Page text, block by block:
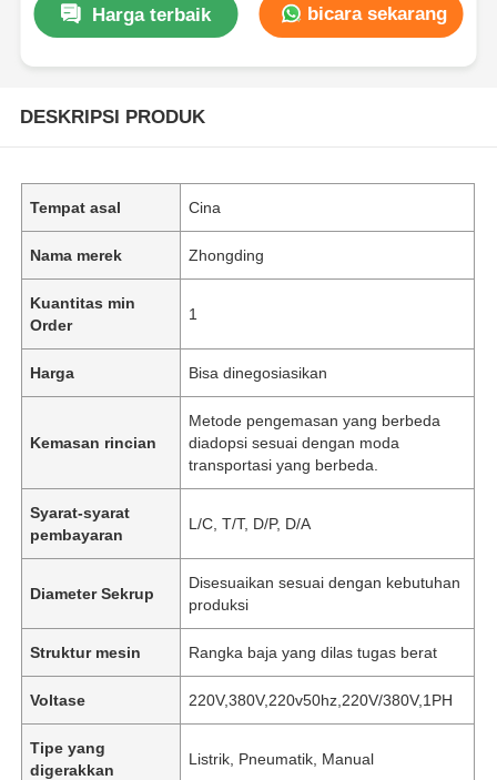
Harga terbaik bicara sekarang
DESKRIPSI PRODUK
Tempat asal Cina
Nama merek Zhongding
Kuantitas min
Order
1
Harga Bisa dinegosiasikan
Kemasan rincian
Metode pengemasan yang berbeda
diadopsi sesuai dengan moda
transportasi yang berbeda.
Syarat-syarat
pembayaran
L/C, T/T, D/P, D/A
Diameter Sekrup
Disesuaikan sesuai dengan kebutuhan
produksi
Struktur mesin Rangka baja yang dilas tugas berat
Voltase 220V,380V,220v50hz,220V/380V,1PH
Tipe yang
digerakkan
Listrik, Pneumatik, Manual